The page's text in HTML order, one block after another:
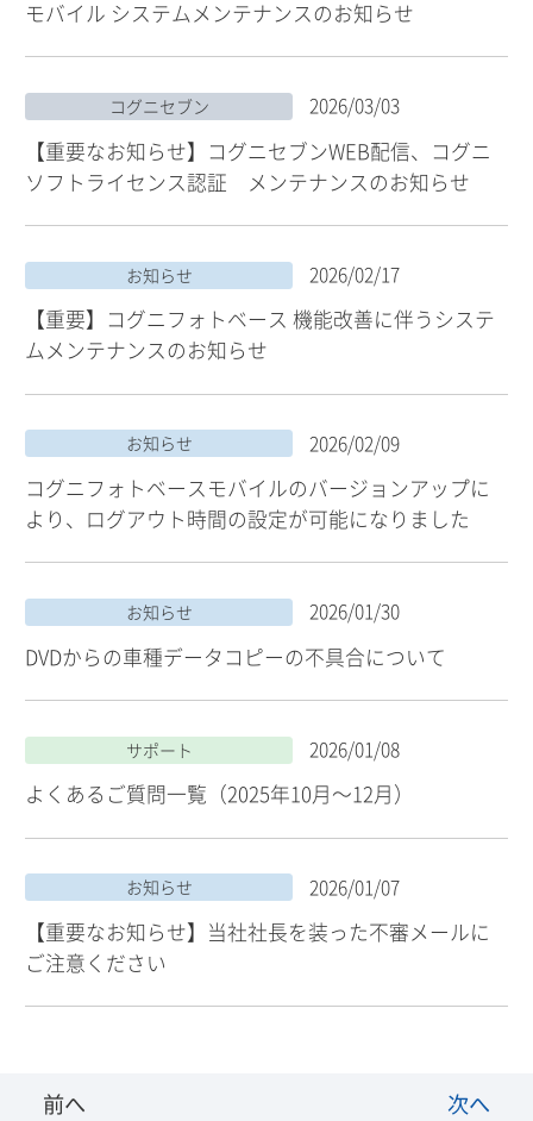
モバイル システムメンテナンスのお知らせ
コグニセブン 2026/03/03
【重要なお知らせ】コグニセブンWEB配信、コグニ
ソフトライセンス認証 メンテナンスのお知らせ
お知らせ 2026/02/17
【重要】コグニフォトベース 機能改善に伴うシステ
ムメンテナンスのお知らせ
お知らせ 2026/02/09
コグニフォトベースモバイルのバージョンアップに
より、ログアウト時間の設定が可能になりました
お知らせ 2026/01/30
DVDからの車種データコピーの不具合について
サポート 2026/01/08
よくあるご質問一覧（2025年10月～12月）
お知らせ 2026/01/07
【重要なお知らせ】当社社長を装った不審メールに
ご注意ください
前へ 次へ